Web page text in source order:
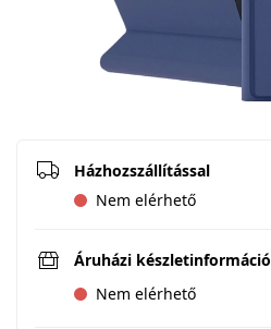
Házhozszállítással
Nem elérhető
Áruházi készletinformáció
Nem elérhető